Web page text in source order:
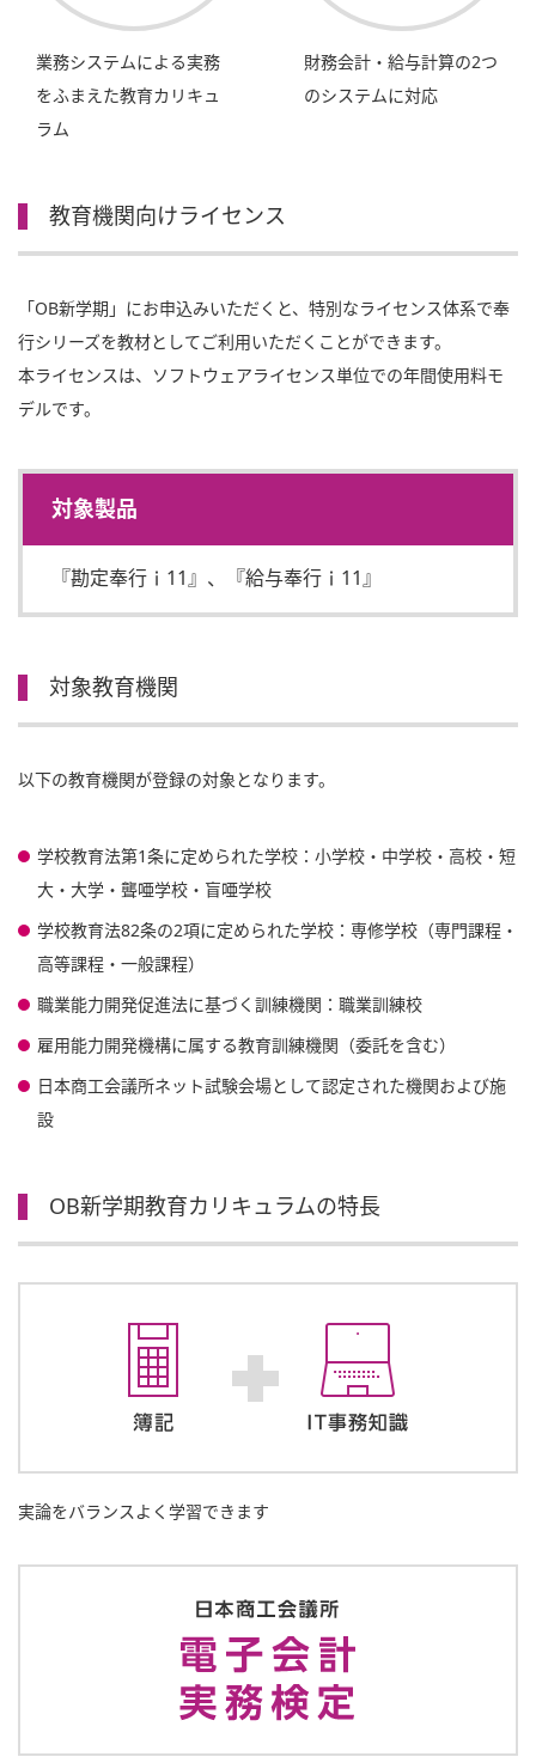
業務システムによる実務
をふまえた教育カリキュ
ラム
財務会計・給与計算の2つ
のシステムに対応
教育機関向けライセンス
「OB新学期」にお申込みいただくと、特別なライセンス体系で奉
行シリーズを教材としてご利用いただくことができます。
本ライセンスは、ソフトウェアライセンス単位での年間使用料モ
デルです。
対象製品
『勘定奉行ｉ11』、『給与奉行ｉ11』
対象教育機関
以下の教育機関が登録の対象となります。
学校教育法第1条に定められた学校：小学校・中学校・高校・短
大・大学・聾唖学校・盲唖学校
学校教育法82条の2項に定められた学校：専修学校（専門課程・
高等課程・一般課程）
職業能力開発促進法に基づく訓練機関：職業訓練校
雇用能力開発機構に属する教育訓練機関（委託を含む）
日本商工会議所ネット試験会場として認定された機関および施
設
OB新学期教育カリキュラムの特長
実論をバランスよく学習できます